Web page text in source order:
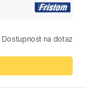
Dostupnost na dotaz